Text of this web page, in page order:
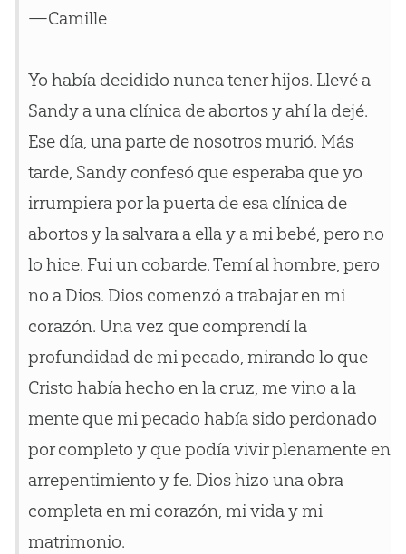
—Camille
Yo había decidido nunca tener hijos. Llevé a
Sandy a una clínica de abortos y ahí la dejé.
Ese día, una parte de nosotros murió. Más
tarde, Sandy confesó que esperaba que yo
irrumpiera por la puerta de esa clínica de
abortos y la salvara a ella y a mi bebé, pero no
lo hice. Fui un cobarde. Temí al hombre, pero
no a Dios. Dios comenzó a trabajar en mi
corazón. Una vez que comprendí la
profundidad de mi pecado, mirando lo que
Cristo había hecho en la cruz, me vino a la
mente que mi pecado había sido perdonado
por completo y que podía vivir plenamente en
arrepentimiento y fe. Dios hizo una obra
completa en mi corazón, mi vida y mi
matrimonio.